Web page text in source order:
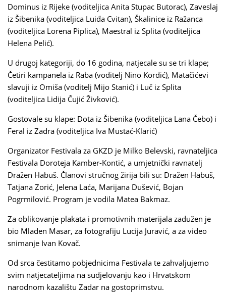
Dominus iz Rijeke (voditeljica Anita Stupac Butorac), Zaveslaj
iz Šibenika (voditeljica Luiđa Cvitan), Škalinice iz Ražanca
(voditeljica Lorena Piplica), Maestral iz Splita (voditeljica
Helena Pelić).
U drugoj kategoriji, do 16 godina, natjecale su se tri klape;
Četiri kampanela iz Raba (voditelj Nino Kordić), Matačićevi
slavuji iz Omiša (voditelj Mijo Stanić) i Luč iz Splita
(voditeljica Lidija Čujić Živković).
Gostovale su klape: Dota iz Šibenika (voditeljica Lana Čebo) i
Feral iz Zadra (voditeljica Iva Mustać-Klarić)
Organizator Festivala za GKZD je Milko Belevski, ravnateljica
Festivala Doroteja Kamber-Kontić, a umjetnički ravnatelj
Dražen Habuš. Članovi stručnog žirija bili su: Dražen Habuš,
Tatjana Zorić, Jelena Laća, Marijana Dušević, Bojan
Pogrmilović. Program je vodila Matea Bakmaz.
Za oblikovanje plakata i promotivnih materijala zadužen je
bio Mladen Masar, za fotografiju Lucija Juravić, a za video
snimanje Ivan Kovač.
Od srca čestitamo pobjednicima Festivala te zahvaljujemo
svim natjecateljima na sudjelovanju kao i Hrvatskom
narodnom kazalištu Zadar na gostoprimstvu.